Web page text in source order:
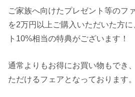
ご家族へ向けたプレゼント等のフ
を2万円以上ご購入いただいた方
ト10%相当の特典がございます！
通常よりもお得にお買い物もでき
ただけるフェアとなっております。